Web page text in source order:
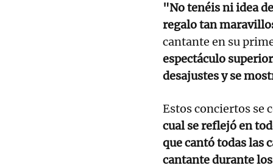
"No tenéis ni idea
regalo tan
cantante en su
espectáculo
desajustes y se
Estos conciertos se
cual se reflejó en
que cantó todas las
cantante durante